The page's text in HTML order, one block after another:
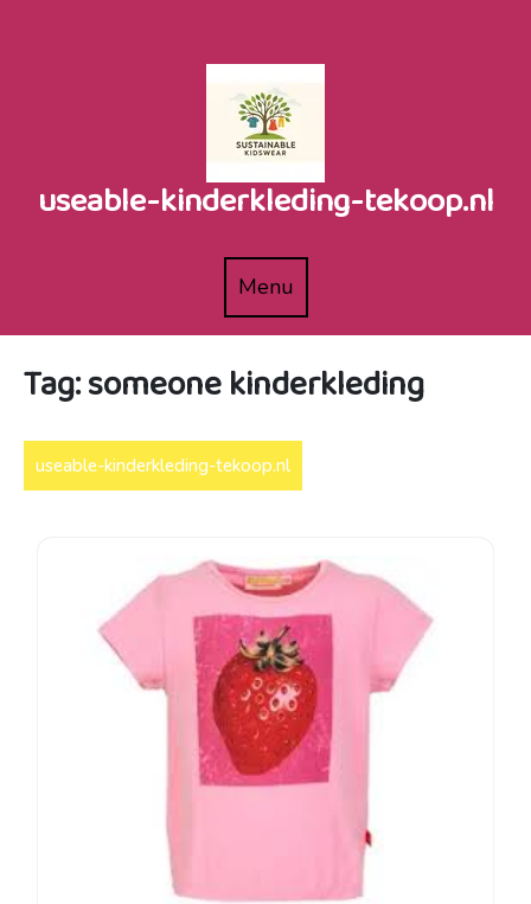
useable-kinderkleding-tekoop.nl
MenuMenu
Tag:someone kinderkleding
useable-kinderkleding-tekoop.nl